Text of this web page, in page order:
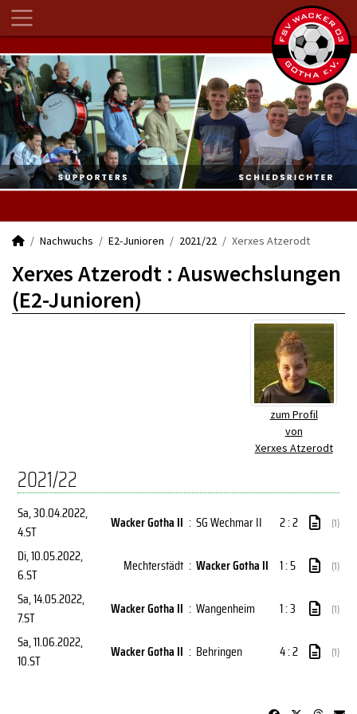
Nachwuchs E2-Junioren 2021/22 Xerxes Atzerodt
Xerxes Atzerodt : Auswechslungen
(E2-Junioren)
zum Profil
von
Xerxes Atzerodt
2021/22
Sa, 30.04.2022,
4.ST
Wacker Gotha II : SG Wechmar II 2 : 2 (1)
Di, 10.05.2022,
6.ST
Mechterstädt : Wacker Gotha II 1 : 5 (1)
Sa, 14.05.2022,
7.ST
Wacker Gotha II : Wangenheim 1 : 3 (1)
Sa, 11.06.2022,
10.ST
Wacker Gotha II : Behringen 4 : 2 (1)